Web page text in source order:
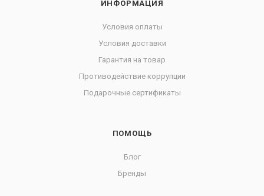
ИНФОРМАЦИЯ
Условия оплаты
Условия доставки
Гарантия на товар
Противодействие коррупции
Подарочные сертификаты
ПОМОЩЬ
Блог
Бренды